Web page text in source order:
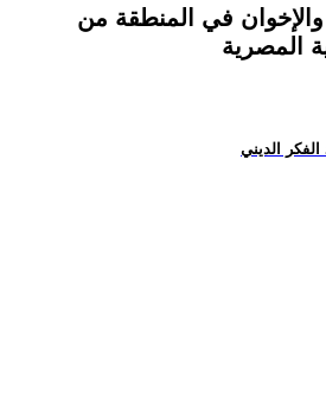
في المنطقة من
المصرية
الفكر الديني